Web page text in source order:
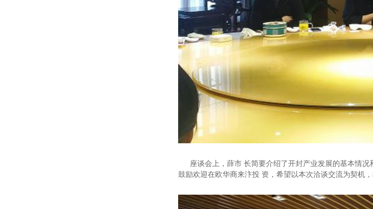
座谈会上，薛市 长简要介绍了开封产业发展的基本情况
鼓励欢迎在欧华商来汴投 资，希望以本次洽谈交流为契机